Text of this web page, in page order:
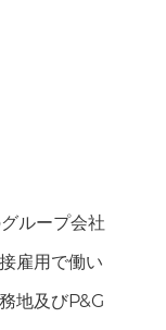
ループ会社
雇用で働い
地及びP&G